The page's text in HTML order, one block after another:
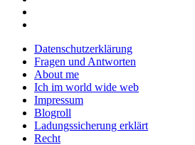
Facebook
anzeigen
Twitter
anzeigen
auf
Instagram
anzeigen
Main
menu
Skip
content
Datenschutzerklärung
Fragen und Antworten
About me
Ich im world wide web
Impressum
Blogroll
Ladungssicherung erklärt
Recht